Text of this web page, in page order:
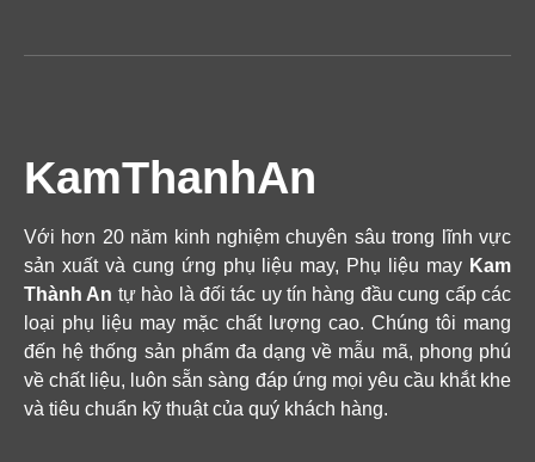
KamThanhAn
Với hơn 20 năm kinh nghiệm chuyên sâu trong lĩnh vực
sản xuất và cung ứng phụ liệu may, Phụ liệu may Kam
Thành An tự hào là đối tác uy tín hàng đầu cung cấp các
loại phụ liệu may mặc chất lượng cao. Chúng tôi mang
đến hệ thống sản phẩm đa dạng về mẫu mã, phong phú
về chất liệu, luôn sẵn sàng đáp ứng mọi yêu cầu khắt khe
và tiêu chuẩn kỹ thuật của quý khách hàng.